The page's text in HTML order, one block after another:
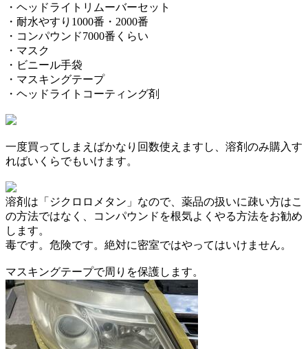
・ヘッドライトリムーバーセット
・耐水やすり1000番・2000番
・コンパウンド7000番くらい
・マスク
・ビニール手袋
・マスキングテープ
・ヘッドライトコーティング剤
一度買ってしまえばかなり回数使えますし、溶剤のみ購入す
ればいくらでもいけます。
溶剤は「ジクロロメタン」なので、薬品の扱いに疎い方はこ
の方法ではなく、コンパウンドを根気よくやる方法をお勧め
します。
毒です。危険です。絶対に密室ではやってはいけません。
マスキングテープで周りを保護します。